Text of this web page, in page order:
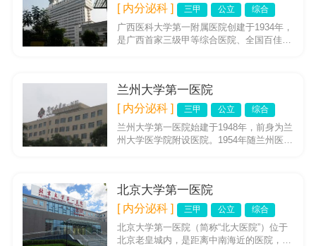
[ 内分泌科 ] 三甲 公立 综合
广西医科大学第一附属医院创建于1934年，
是广西首家三级甲等综合医院、全国百佳医
兰州大学第一医院
[ 内分泌科 ] 三甲 公立 综合
兰州大学第一医院始建于1948年，前身为兰
州大学医学院附设医院。1954年随兰州医学
北京大学第一医院
[ 内分泌科 ] 三甲 公立 综合
北京大学第一医院（简称“北大医院”）位于
北京老皇城内，是距离中南海近的医院，是